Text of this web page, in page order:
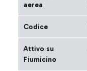
aerea
Codice
Attivo su
Fiumicino